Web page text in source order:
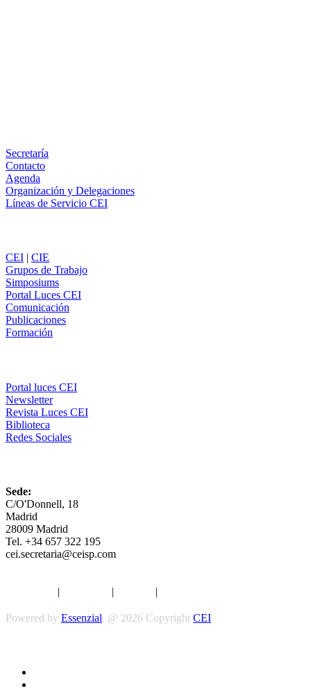
Secretaría
Contacto
Agenda
Organización y Delegaciones
Líneas de Servicio CEI
CEI | CIE
Grupos de Trabajo
Simposiums
Portal Luces CEI
Comunicación
Publicaciones
Formación
Portal luces CEI
Newsletter
Revista Luces CEI
Biblioteca
Redes Sociales
Sede:
C/O'Donnell, 18
Madrid
28009 Madrid
Tel. +34 657 322 195
cei.secretaria@ceisp.com
| | |
Powered by Essenzial. @ 2026 Copyright CEI